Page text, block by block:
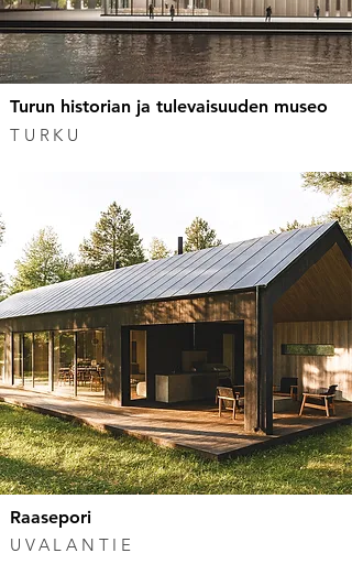
Turun historian ja tulevaisuuden museo
TURKU
Raasepori
UVALANTIE